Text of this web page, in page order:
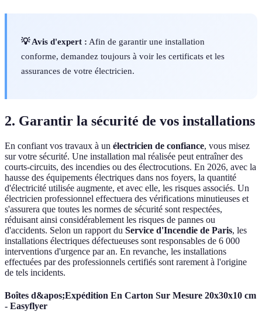
💡 Avis d'expert : Afin de garantir une installation
conforme, demandez toujours à voir les certificats et les
assurances de votre électricien.
2. Garantir la sécurité de vos installations
En confiant vos travaux à un électricien de confiance, vous misez
sur votre sécurité. Une installation mal réalisée peut entraîner des
courts-circuits, des incendies ou des électrocutions. En 2026, avec la
hausse des équipements électriques dans nos foyers, la quantité
d'électricité utilisée augmente, et avec elle, les risques associés. Un
électricien professionnel effectuera des vérifications minutieuses et
s'assurera que toutes les normes de sécurité sont respectées,
réduisant ainsi considérablement les risques de pannes ou
d'accidents. Selon un rapport du Service d'Incendie de Paris, les
installations électriques défectueuses sont responsables de 6 000
interventions d'urgence par an. En revanche, les installations
effectuées par des professionnels certifiés sont rarement à l'origine
de tels incidents.
Boîtes d&apos;Expédition En Carton Sur Mesure 20x30x10 cm
- Easyflyer